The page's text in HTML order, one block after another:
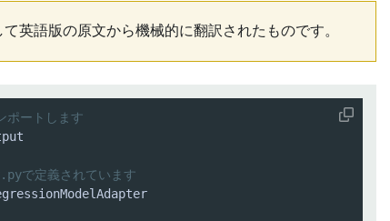
て英語版の原文から機械的に翻訳されたものです。
ートします
で定義されています